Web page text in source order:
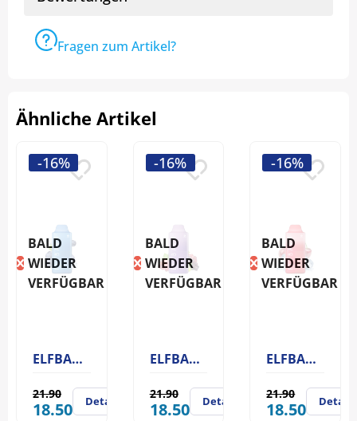
Fragen zum Artikel?
Ähnliche Artikel
BALD
WIEDER
VERFÜGBAR
ELFBAR AF5000 Blueberry Ice
18.50
21.90
-16%
Details
BALD
WIEDER
VERFÜGBAR
ELFBAR AF5000 Grape
18.50
21.90
-16%
Details
BALD
WIEDER
VERFÜGBAR
ELFBAR AF5000 Cherry Ice
18.50
21.90
-16%
Details